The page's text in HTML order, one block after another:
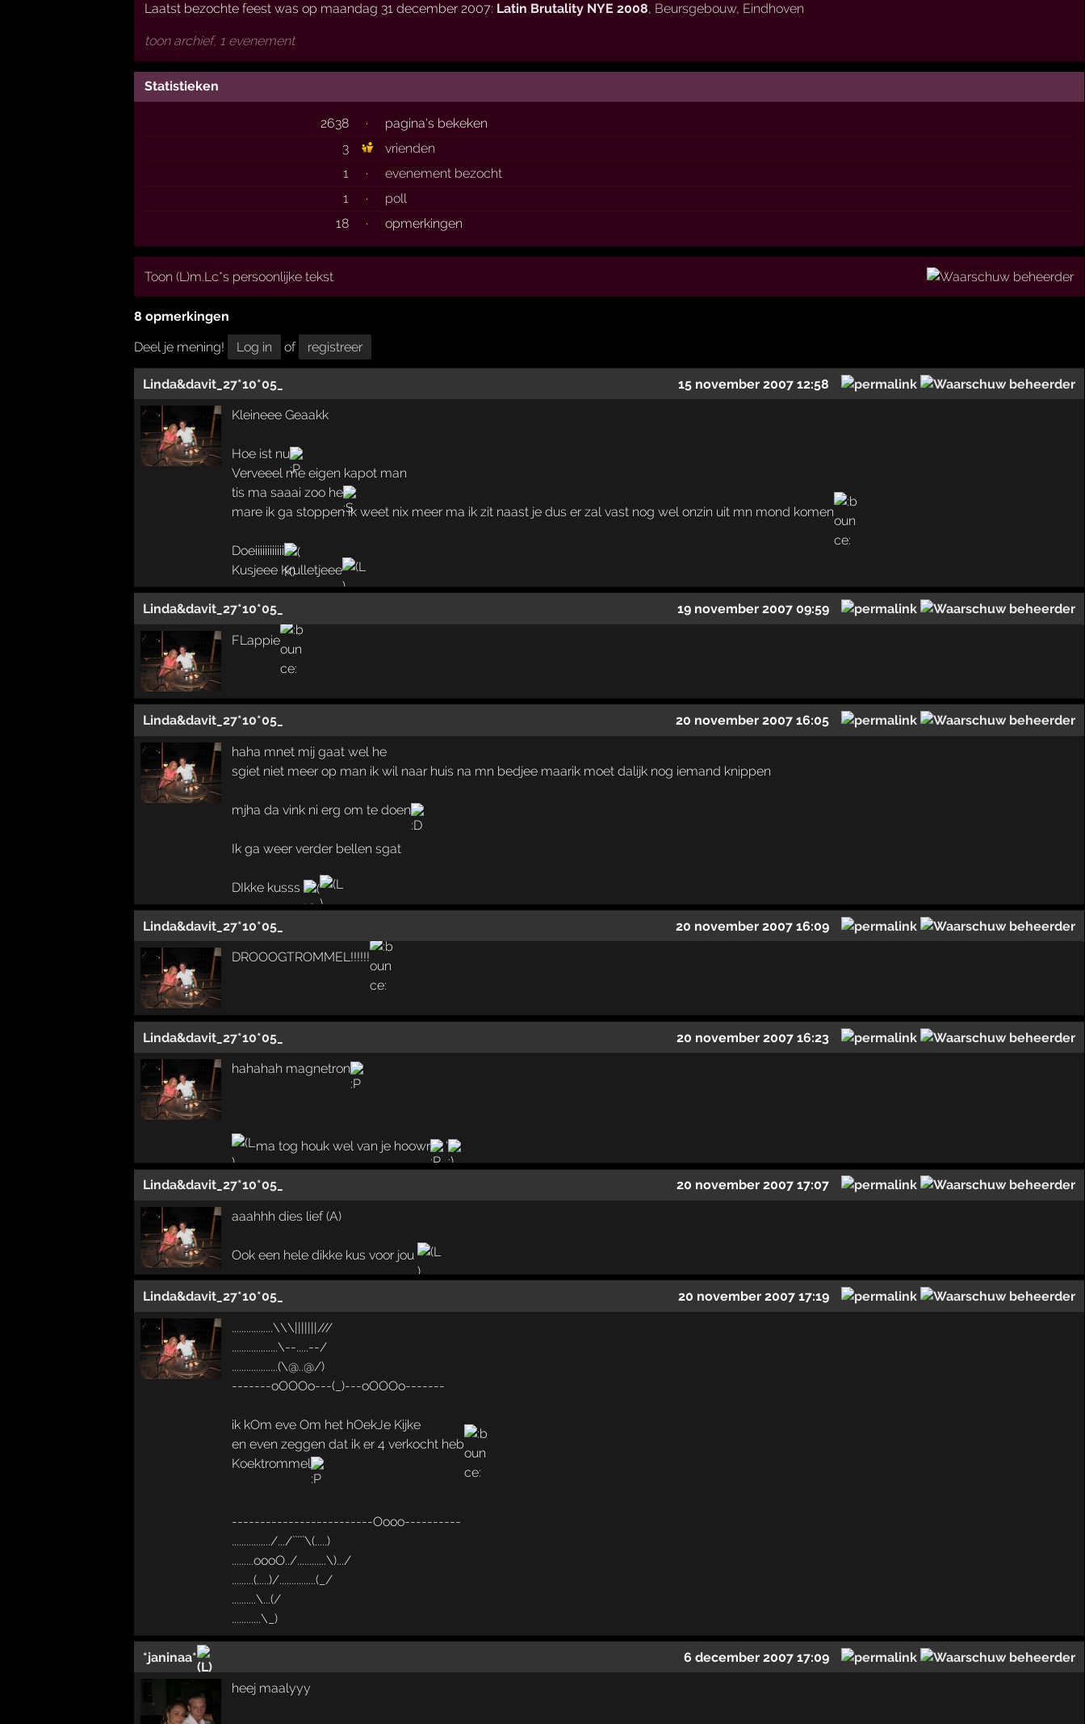
Laatst bezochte feest was op maandag 31 december 2007: Latin Brutality NYE 2008, Beursgebouw, Eindhoven
toon archief, 1 evenement
Statistieken
2638 ·
pagina's bekeken
3
vrienden
1
·
evenement bezocht
1
·
poll
18
· opmerkingen
Toon (L)m.Lc*s persoonlijke tekst
8 opmerkingen
Deel je mening!
Log in of registreer
Linda&davit_27*10*05_ 15 november 2007 12:58
Kleineee Geaakk
Hoe ist nu
Verveeel me eigen kapot man
tis ma saaai zoo he
mare ik ga stoppen ik weet nix meer ma ik zit naast je dus er zal vast nog wel onzin uit mn mond komen
Doeiiiiiiiiiiii
Kusjeee Krulletjeee
Linda&davit_27*10*05_ 19 november 2007 09:59
FLappie
Linda&davit_27*10*05_ 20 november 2007 16:05
haha mnet mij gaat wel he
sgiet niet meer op man ik wil naar huis na mn bedjee maarik moet dalijk nog iemand knippen
mjha da vink ni erg om te doen
Ik ga weer verder bellen sgat
DIkke kusss
Linda&davit_27*10*05_ 20 november 2007 16:09
DROOOGTROMMEL!!!!!!
Linda&davit_27*10*05_ 20 november 2007 16:23
hahahah magnetron
ma tog houk wel van je hoowr '
Linda&davit_27*10*05_ 20 november 2007 17:07
aaahhh dies lief (A)
Ook een hele dikke kus voor jou
Linda&davit_27*10*05_ 20 november 2007 17:19
.................\\\|||||||///
...................\--.....--/
...................(\@..@/)
-------oOOOo---(_)---oOOOo-------
ik kOm eve Om het hOekJe Kijke
en even zeggen dat ik er 4 verkocht heb
Koektrommel
-------------------------Oooo----------
................/.../`````\(.....)
.........oooO../............\).../
.........(.....)/...............(_/
..........\...(/
............\_)
*janinaa* 6 december 2007 17:09
heej maalyyy